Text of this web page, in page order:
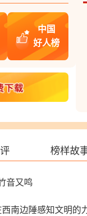
中国
好人榜
榜样故
音又鸣
南边陲感知文明的